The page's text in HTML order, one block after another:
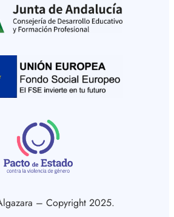
– Copyright 2025.